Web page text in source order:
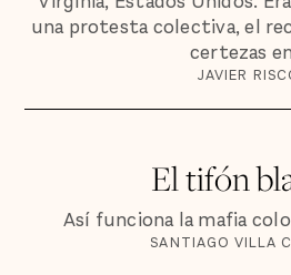
una protesta colectiva, el
certezas
JAVIER
El tifón
Así funciona la mafia
SANTIAGO VILLA